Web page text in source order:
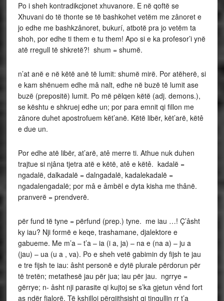
Po i sheh kontradikcjonet xhuvanore. E në qoftë se
Xhuvani do të thonte se të bashkohet vetëm me zânoret e
jo edhe me bashkzânoret, bukurí, atbotë pra jo vetëm ta
shoh, por edhe ti them e tu them! Apo si e ka profesor’i ynë
atë rregull të shkretë?! shum = shumë.
n’at anë e në këtë anë të lumit: shumë mirë. Por atëherë, si
e kam shënuem edhe mâ nalt, edhe në buzë të lumit ase
buzë (prepositë) lumit. Po më pëlqen këtë (adj. demons.),
se kështu e shkruej edhe un; por para emnit qi fillon me
zânore duhet apostrofuem kët’anë. Këtë libër, kët’arë, këtê
e due un.
Por edhe atë libër, at’arë, atê merre ti. Athue nuk duhen
trajtue si njâna tjetra atë e këtë, atê e këtê. kadalë =
ngadalë, dalkadalë = dalngadalë, kadalekadalë =
ngadalengadalë; por mâ e âmbël e dyta kisha me thânë.
pranverë = prendverë.
për fund të tyne = përfund (prep.) tyne. me iau …! Ç’âsht
ky iau? Nji formë e keqe, trashamane, djalektore e
gabueme. Me m’a – t’a – ia (i a, ja) – na e (na a) – ju a
(jau) – ua (u a , va). Po e sheh vetë gabimin dy fijsh te jau
e tre fijsh te iau: âsht personë e dytë plurale përdorun për
të tretën; metathesë jau për jua; iau për jau. ngrrye =
gërrye; n- âsht nji parasite qi kujtoj se s’ka gjetun vênd fort
as ndër fjalorë. Të kshilloj përgjithsisht qi tingullin rr t’a